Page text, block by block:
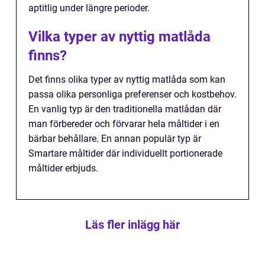
aptitlig under längre perioder.
Vilka typer av nyttig matlåda
finns?
Det finns olika typer av nyttig matlåda som kan
passa olika personliga preferenser och kostbehov.
En vanlig typ är den traditionella matlådan där
man förbereder och förvarar hela måltider i en
bärbar behållare. En annan populär typ är
Smartare måltider där individuellt portionerade
måltider erbjuds.
Läs fler inlägg här